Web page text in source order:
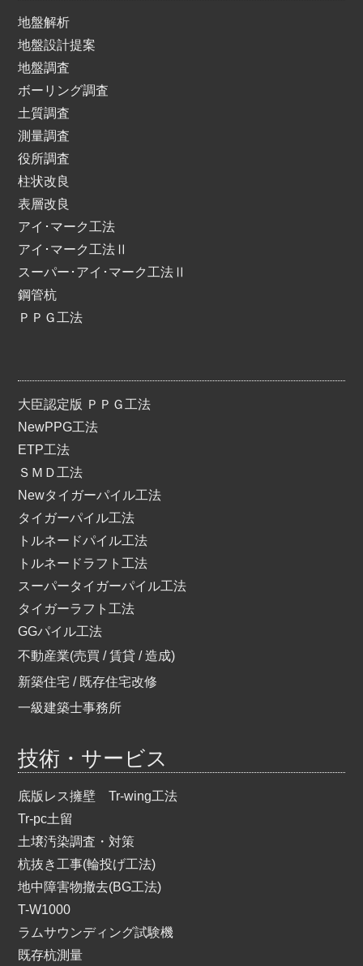
地盤解析
地盤設計提案
地盤調査
ボーリング調査
土質調査
測量調査
役所調査
柱状改良
表層改良
アイ･マーク工法
アイ･マーク工法Ⅱ
スーパー･アイ･マーク工法Ⅱ
鋼管杭
ＰＰＧ工法
大臣認定版 ＰＰＧ工法
NewPPG工法
ETP工法
ＳＭＤ工法
Newタイガーパイル工法
タイガーパイル工法
トルネードパイル工法
トルネードラフト工法
スーパータイガーパイル工法
タイガーラフト工法
GGパイル工法
不動産業(売買 / 賃貸 / 造成)
新築住宅 / 既存住宅改修
一級建築士事務所
技術・サービス
底版レス擁壁 Tr-wing工法
Tr-pc土留
土壌汚染調査・対策
杭抜き工事(輪投げ工法)
地中障害物撤去(BG工法)
T-W1000
ラムサウンディング試験機
既存杭測量